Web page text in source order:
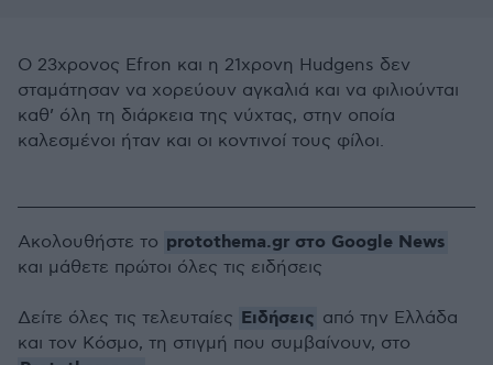
Ο 23χρονος Efron και η 21χρονη Hudgens δεν
σταμάτησαν να χορεύουν αγκαλιά και να φιλιούνται
καθ’ όλη τη διάρκεια της νύχτας, στην οποία
καλεσμένοι ήταν και οι κοντινοί τους φίλοι.
Ακολουθήστε το protothema.gr στο Google News
και μάθετε πρώτοι όλες τις ειδήσεις
Δείτε όλες τις τελευταίες Ειδήσεις από την Ελλάδα
και τον Κόσμο, τη στιγμή που συμβαίνουν, στο